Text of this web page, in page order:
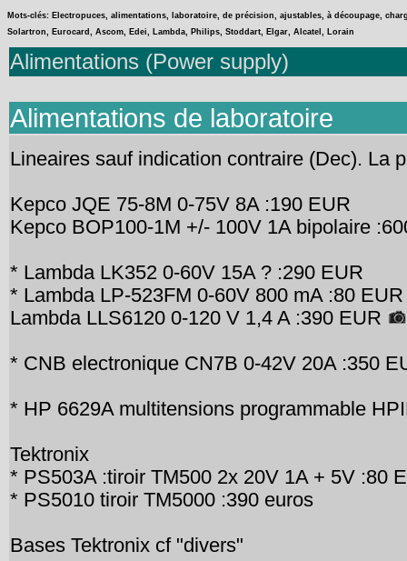
Mots-clés: Electropuces, alimentations, laboratoire, de précision, ajustables, à découpage,
Solartron, Eurocard, Ascom, Edei, Lambda, Philips, Stoddart, Elgar, Alcatel, Lorain
Alimentations (Power supply)
Alimentations de laboratoire
Lineaires sauf indication contraire (Dec). La
Kepco JQE 75-8M 0-75V 8A :190 EUR
Kepco BOP100-1M +/- 100V 1A bipolaire
* Lambda LK352 0-60V 15A ? :290 EUR
* Lambda LP-523FM 0-60V 800 mA :80 EUR
Lambda LLS6120 0-120 V 1,4 A :390 EUR
* CNB electronique CN7B 0-42V 20A :350
* HP 6629A multitensions programmable
Tektronix
* PS503A :tiroir TM500 2x 20V 1A + 5V :80
* PS5010 tiroir TM5000 :390 euros
Bases Tektronix cf "divers"